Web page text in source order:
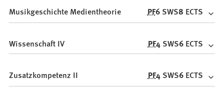
Musikgeschichte Medientheorie PF6 SWS8 ECTS
Wissenschaft IV PF4 SWS6 ECTS
Zusatzkompetenz II PF4 SWS6 ECTS